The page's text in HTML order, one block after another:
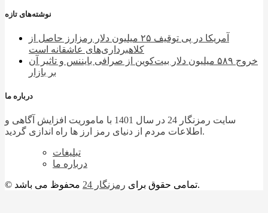
نوشته‌های تازه
آمریکا در پی توقیف ۲۵ میلیون دلار رمزارز حاصل از
کلاهبرداری‌های عاشقانه است
خروج ۵۸۹ میلیون دلار بیت‌کوین از صرافی بایننس و تاثیر آن
بر بازار
درباره ما
سایت رمزنگار 24 در سال 1401 با ماموریت افزایش آگاهی و
اطلاعات مردم از دنیای رمز ارز ها راه اندازی گردید.
تبلیغات
درباره ما
© تمامی حقوق برای رمزنگار 24 محفوظ می باشد.